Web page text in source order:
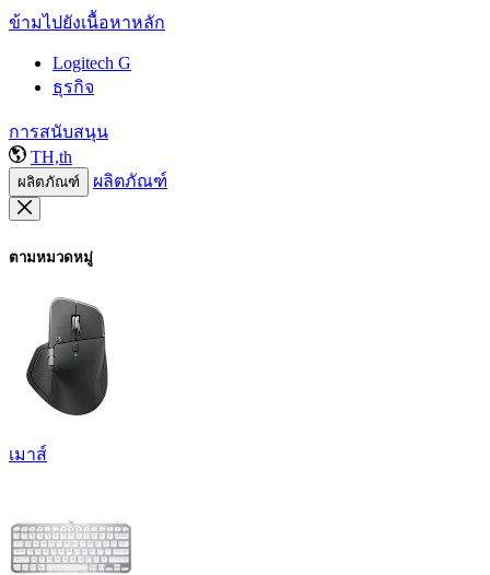
ข้ามไปยังเนื้อหาหลัก
Logitech G
ธุรกิจ
การสนับสนุน
TH,th
ผลิตภัณฑ์ ผลิตภัณฑ์
ตามหมวดหมู่
เมาส์